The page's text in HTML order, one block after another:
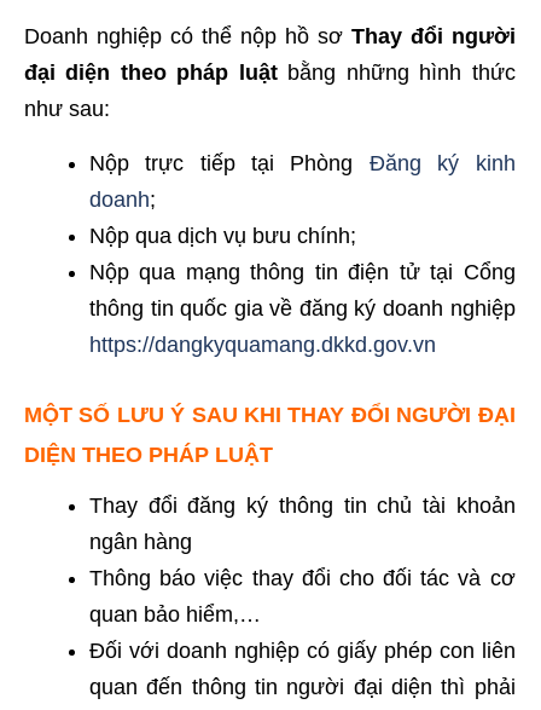
Doanh nghiệp có thể nộp hồ sơ Thay đổi người
đại diện theo pháp luậtbằng những hình thức
như sau:
Nộp trực tiếp tại Phòng Đăng ký kinh
doanh;
Nộp qua dịch vụ bưu chính;
Nộp qua mạng thông tin điện tử tại Cổng
thông tin quốc gia về đăng ký doanh nghiệp
https://dangkyquamang.dkkd.gov.vn
MỘT SỐ LƯU Ý SAU KHI THAY ĐỔI NGƯỜI ĐẠI
DIỆN THEO PHÁP LUẬT
Thay đổi đăng ký thông tin chủ tài khoản
ngân hàng
Thông báo việc thay đổi cho đối tác và cơ
quan bảo hiểm,…
Đối với doanh nghiệp có giấy phép con liên
quan đến thông tin người đại diện thì phải